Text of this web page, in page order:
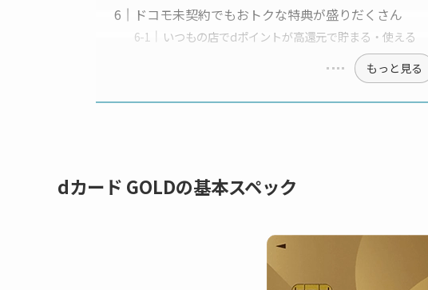
ドコモ未契約でもおトクな特典が盛りだくさん
いつもの店でdポイントが高還元で貯まる・使える
もっと見る
dカード GOLDの基本スペック